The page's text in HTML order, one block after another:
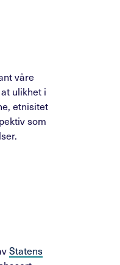
våre
ulikhet i
etnisitet
som
Statens